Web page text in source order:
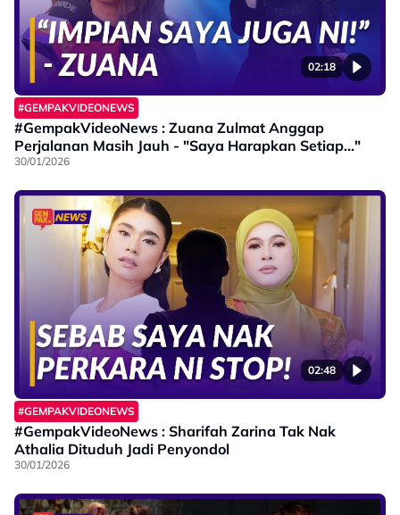
02:18
#GEMPAKVIDEONEWS
#GempakVideoNews : Zuana Zulmat Anggap
Perjalanan Masih Jauh - "Saya Harapkan Setiap..."
30/01/2026
02:48
#GEMPAKVIDEONEWS
#GempakVideoNews : Sharifah Zarina Tak Nak
Athalia Dituduh Jadi Penyondol
30/01/2026